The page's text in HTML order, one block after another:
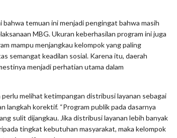
bahwa temuan ini menjadi pengingat bahwa masih
MBG. Ukuran keberhasilan program ini juga
mampu menjangkau kelompok yang paling
semangat keadilan sosial. Karena itu, daerah
menjadi perhatian utama dalam
melihat ketimpangan distribusi layanan sebagai
langkah korektif. “Program publik pada dasarnya
sulit dijangkau. Jika distribusi layanan lebih banyak
tingkat kebutuhan masyarakat, maka kelompok